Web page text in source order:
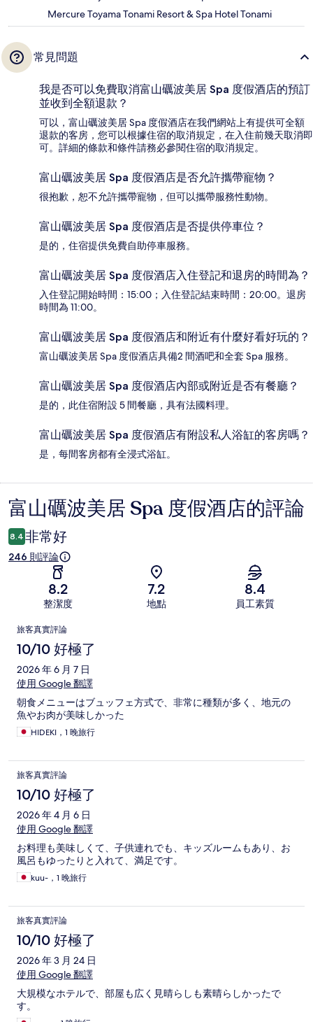
Mercure Toyama Tonami Resort & Spa Hotel Tonami
常見問題
我是否可以免費取消富山礪波美居 Spa 度假酒店的預訂
並收到全額退款？
可以，富山礪波美居 Spa 度假酒店在我們網站上有提供可全額
退款的客房，您可以根據住宿的取消規定，在入住前幾天取消即
可。詳細的條款和條件請務必參閱住宿的取消規定。
富山礪波美居 Spa 度假酒店是否允許攜帶寵物？
很抱歉，恕不允許攜帶寵物，但可以攜帶服務性動物。
富山礪波美居 Spa 度假酒店是否提供停車位？
是的，住宿提供免費自助停車服務。
富山礪波美居 Spa 度假酒店入住登記和退房的時間為？
入住登記開始時間：15:00；入住登記結束時間：20:00。退房
時間為 11:00。
富山礪波美居 Spa 度假酒店和附近有什麼好看好玩的？
富山礪波美居 Spa 度假酒店具備2 間酒吧和全套 Spa 服務。
富山礪波美居 Spa 度假酒店內部或附近是否有餐廳？
是的，此住宿附設 5 間餐廳，具有法國料理。
富山礪波美居 Spa 度假酒店有附設私人浴缸的客房嗎？
是，每間客房都有全浸式浴缸。
評
論
富山礪波美居 Spa 度假酒店的評論
8.4 非常好
246 則評論
8.2
整潔度
7.2
地點
8.4
員工素質
評
論
旅客真實評論
10/10 好極了
2026 年 6 月 7 日
使用 Google 翻譯
朝食メニューはブュッフェ方式で、非常に種類が多く、地元の
魚やお肉が美味しかった
HIDEKI，1 晚旅行
旅客真實評論
10/10 好極了
2026 年 4 月 6 日
使用 Google 翻譯
お料理も美味しくて、子供連れでも、キッズルームもあり、お
風呂もゆったりと入れて、満足です。
kuu-，1 晚旅行
旅客真實評論
10/10 好極了
2026 年 3 月 24 日
使用 Google 翻譯
大規模なホテルで、部屋も広く見晴らしも素晴らしかったで
す。